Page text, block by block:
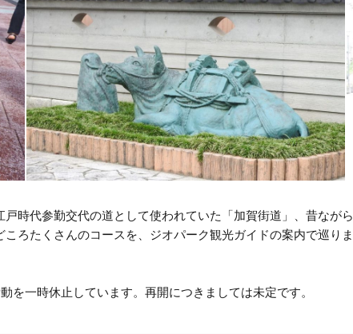
時代参勤交代の道として使われていた「加賀街道」、昔ながら
ろたくさんのコースを、ジオパーク観光ガイドの案内で巡りま
一時休止しています。再開につきましては未定です。